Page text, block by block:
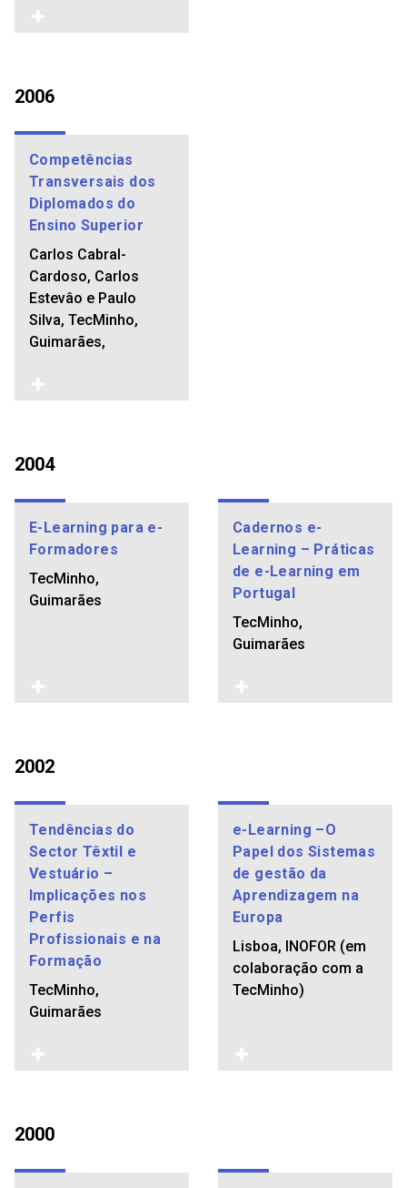
2006
Competências
Transversais dos
Diplomados do
Ensino Superior
Carlos Cabral-
Cardoso, Carlos
Estevâo e Paulo
Silva, TecMinho,
Guimarães,
2004
E-Learning para e-
Formadores
TecMinho,
Guimarães
Cadernos e-
Learning – Práticas
de e-Learning em
Portugal
TecMinho,
Guimarães
2002
Tendências do
Sector Têxtil e
Vestuário –
Implicações nos
Perfis
Profissionais e na
Formação
TecMinho,
Guimarães
e-Learning –O
Papel dos Sistemas
de gestão da
Aprendizagem na
Europa
Lisboa, INOFOR (em
colaboração com a
TecMinho)
2000